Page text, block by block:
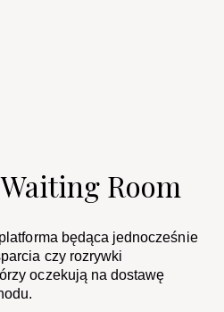
Room​
będąca jednocześnie
czy rozrywki
oczekują na dostawę